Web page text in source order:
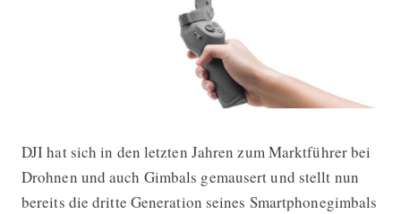
DJI Osmo Mobile 3 vorgestellt –
DJI hat sich in den letzten Jahren zum Marktführer bei
Drohnen und auch Gimbals gemausert und stellt nun
bereits die dritte Generation seines Smartphonegimbals